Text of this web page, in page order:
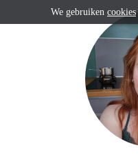
We gebruiken cookies